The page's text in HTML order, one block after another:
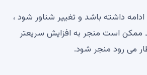
داشته باشد و تغییر شناور شود ،
ممکن است منجر به افزایش سریعتر
می رود منجر شود.